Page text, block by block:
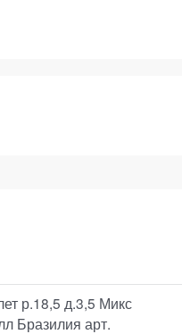
р.18,5 д.3,5 Микс
Бразилия арт.